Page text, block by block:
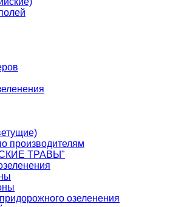
производителям
ТРАВЫ"
озеленения